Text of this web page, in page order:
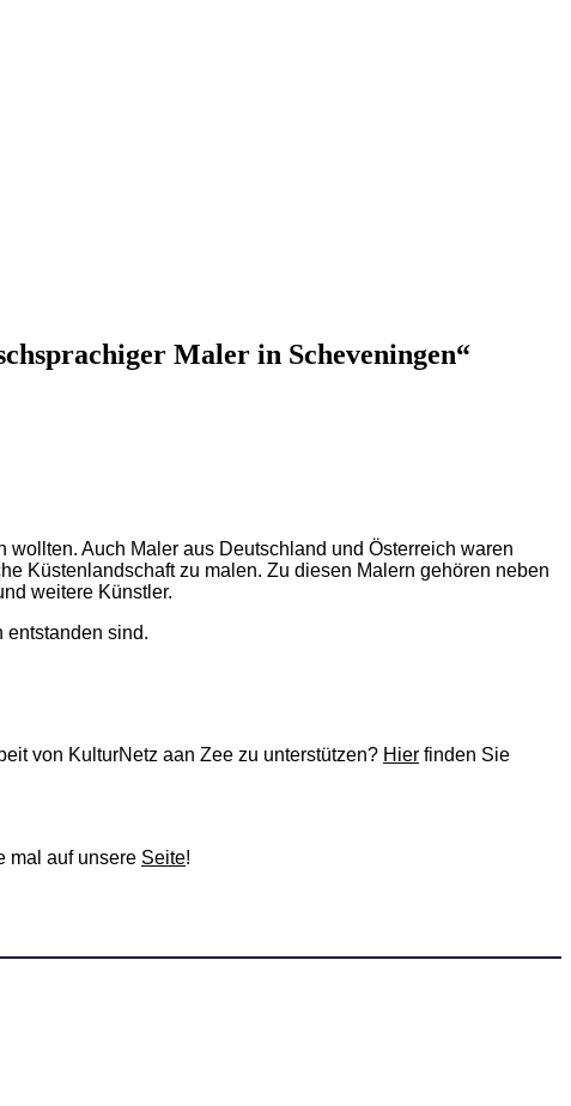
Maler in Scheveningen“
Auch Maler aus Deutschland und Österreich waren
Küstenlandschaft zu malen. Zu diesen Malern gehören neben
weitere Künstler.
entstanden sind.
von KulturNetz aan Zee zu unterstützen? Hier finden Sie
mal auf unsere Seite!